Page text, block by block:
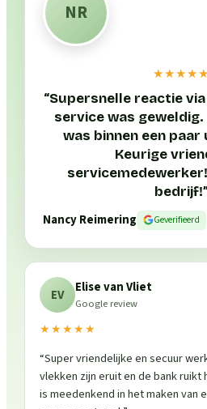
NR
★★★★★
“Supersnelle reactie
service was
was binnen een
Keurige
bedrijf!
Nancy Reimering
Geverifieerd
EV Elise van Vliet
Google review
★★★★★
“Super vriendelijke en secuur
vlekken zijn eruit en de bank
is meedenkend in het maken van